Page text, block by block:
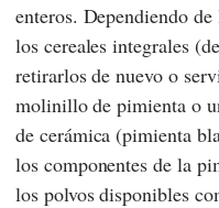
enteros. Dependiendo
los cereales integrales
retirarlos de nuevo o
molinillo de pimienta o
de cerámica (pimienta
los componentes de la
los polvos disponibles